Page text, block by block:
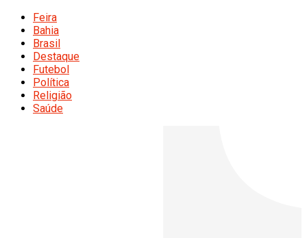
Feira
Bahia
Brasil
Destaque
Futebol
Política
Religião
Saúde